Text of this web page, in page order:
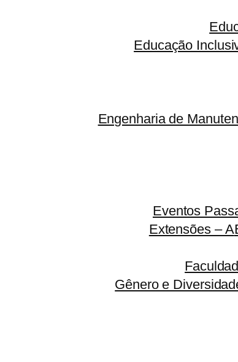
Educação
Engenharia de
Eventos
Extensões – A
Gênero e